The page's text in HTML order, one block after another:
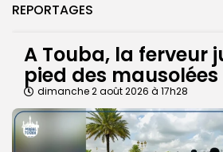
REPORTAGES
A Touba, la ferveur
pied des mausolées
dimanche 2 août 2026 à 17h28